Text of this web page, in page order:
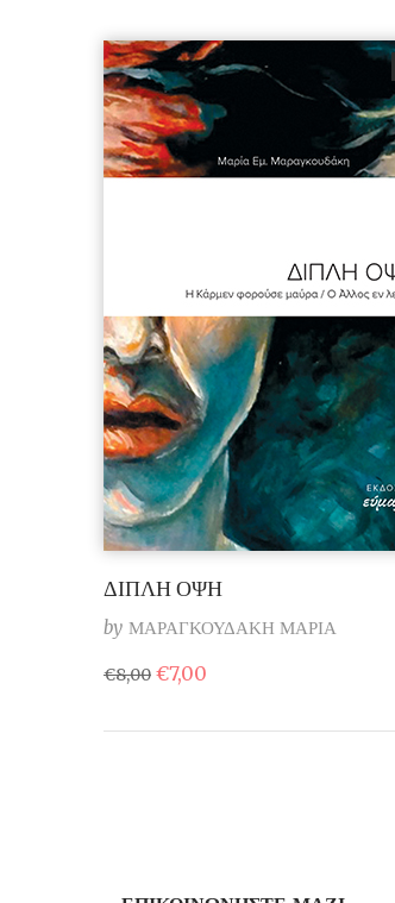
ΔΙΠΛΗ ΟΨΗ
by ΜΑΡΑΓΚΟΥΔΑΚΗ ΜΑΡΙΑ
€8,00 Original
price
€8,00.
€7,00
είναι: